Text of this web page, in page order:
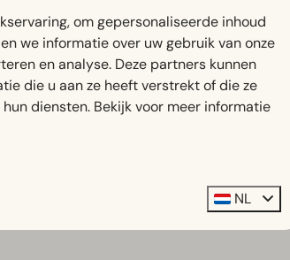
die hun
en maakt het monument tot een
die belangrijke
om gepersonaliseerde inhoud
we informatie over uw gebruik van onze
en analyse. Deze partners kunnen
die u aan ze heeft verstrekt of die ze
diensten. Bekijk voor meer informatie
NL